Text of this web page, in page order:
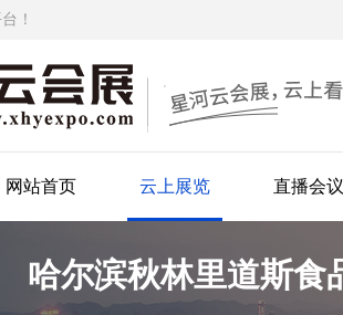
！
网站首页 云上展览 直播会议
哈尔滨秋林里道斯食